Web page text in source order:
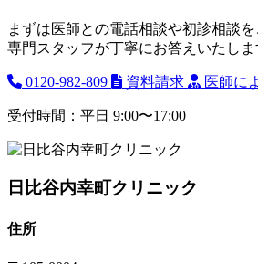
まずは医師との電話相談や初診相談を
専門スタッフが丁寧にお答えいたしま
0120-982-809 資料請求 医師に
受付時間：平日 9:00〜17:00
日比谷内幸町クリニック
住所